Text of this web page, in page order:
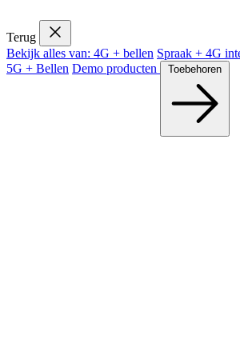
Terug
Bekijk alles van: 4G + bellen Spraak + 4G
5G + Bellen Demo producten Toebehoren